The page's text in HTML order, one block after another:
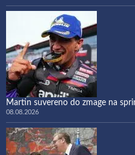
Martin suvereno do zmage na
08.08.2026